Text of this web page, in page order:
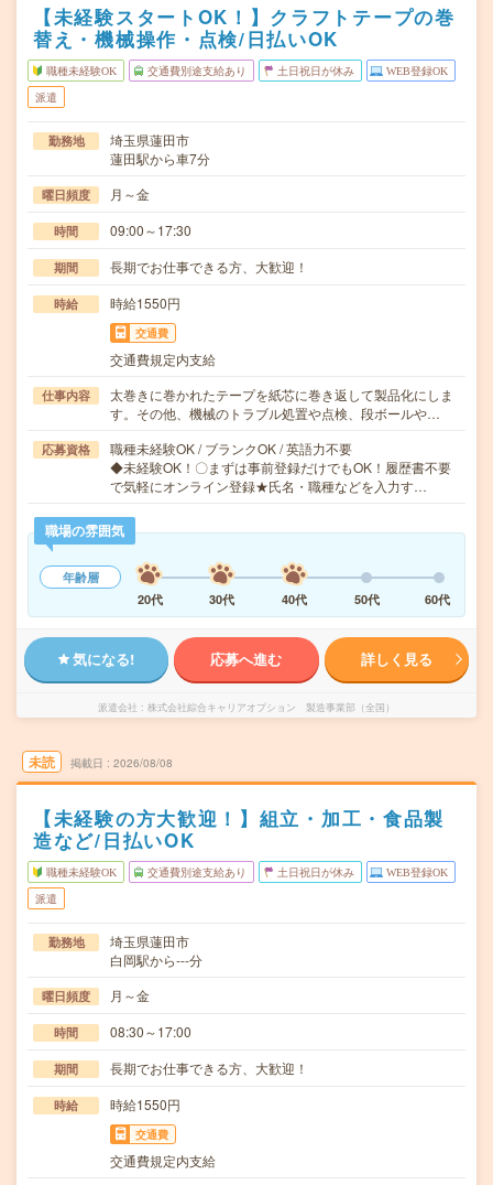
【未経験スタートOK！】クラフトテープの巻
替え・機械操作・点検/日払いOK
職種未経験OK 交通費別途支給あり 土日祝日が休み WEB登録OK
派遣
勤務地
埼玉県蓮田市
蓮田駅から車7分
曜日頻度 月～金
時間 09:00～17:30
期間 長期でお仕事できる方、大歓迎！
時給 時給1550円
交通費
交通費規定内支給
仕事内容
太巻きに巻かれたテープを紙芯に巻き返して製品化にしま
す。その他、機械のトラブル処置や点検、段ボールや…
応募資格
職種未経験OK / ブランクOK / 英語力不要
◆未経験OK！〇まずは事前登録だけでもOK！履歴書不要
で気軽にオンライン登録★氏名・職種などを入力す…
職場の雰囲気
年齢層
20代
30代 40代 50代 60代
気になる! 応募へ進む 詳しく見る
派遣会社 株式会社綜合キャリアオプション 製造事業部（全国）
未読 掲載日 2026/08/08
【未経験の方大歓迎！】組立・加工・食品製
造など/日払いOK
職種未経験OK 交通費別途支給あり 土日祝日が休み WEB登録OK
派遣
勤務地
埼玉県蓮田市
白岡駅から---分
曜日頻度 月～金
時間 08:30～17:00
期間 長期でお仕事できる方、大歓迎！
時給 時給1550円
交通費
交通費規定内支給